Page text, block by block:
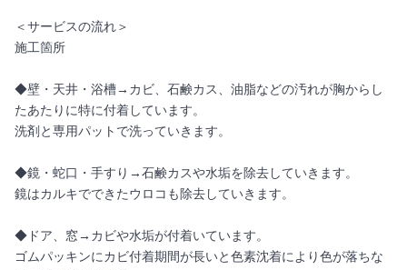
＜サービスの流れ＞
施工箇所
◆壁・天井・浴槽→カビ、石鹸カス、油脂などの汚れが胸からし
たあたりに特に付着しています。
洗剤と専用パットで洗っていきます。
◆鏡・蛇口・手すり→石鹸カスや水垢を除去していきます。
鏡はカルキでできたウロコも除去していきます。
◆ドア、窓→カビや水垢が付着いています。
ゴムパッキンにカビ付着期間が長いと色素沈着により色が落ちな